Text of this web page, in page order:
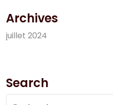
Archives
juillet 2024
Search